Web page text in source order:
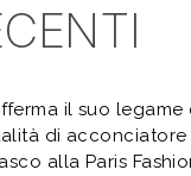
il suo
di
alla Paris